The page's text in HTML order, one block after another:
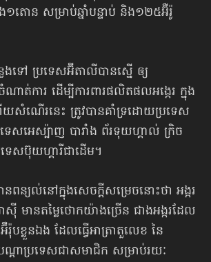
តោន សម្រាប់ឆ្នាំបន្ទាប់ និង១២៥អ៊ឺរ៉ូ
លងទៅ ប្រទេសអ៊ីតាលីបានស្នើ ឲ្យ
ត់ការ ដើម្បីការពារផលិតផលអង្កេរ ក្នុង
ណើរនេះ ត្រូវបានគាំទ្រដោយប្រទេស
េសអេស្ប៉ាញ បារាំង ព័រទុយហ្គាល់ ក្រិច
េសប៊ុយហ្គារីជាដើម។
នពន្យល់នៅក្នុងសេចក្ដីសម្រេចនោះថា អង្ករ
មានតម្លៃថោកយ៉ាងច្រើន ជាងអង្ករដែល
បខ្លួនឯង ដែលធ្វើអាត្រាតួលេខ នៃ
ណ្ដាប្រទេសជាសមាជិក សម្រាប់រយៈ